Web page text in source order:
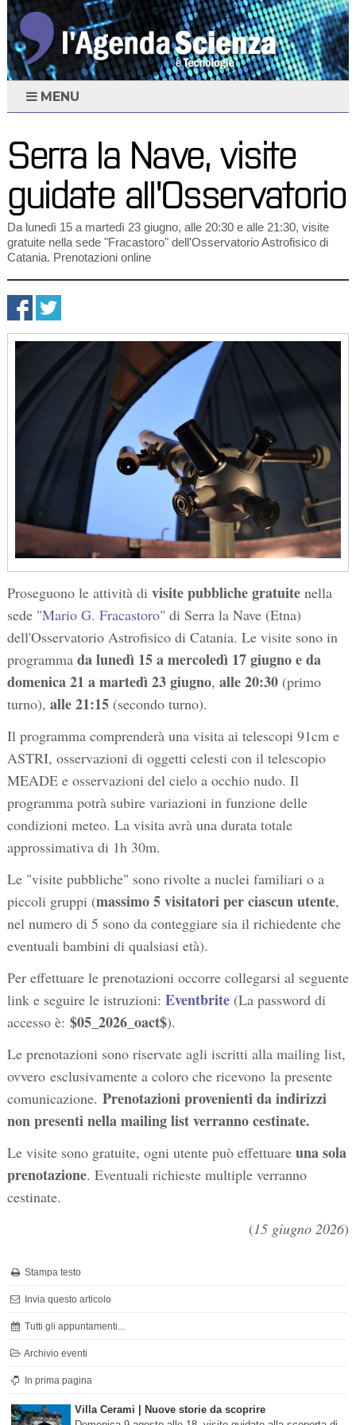
MENU
Serra la Nave, visite
guidate all'Osservatorio
Da lunedì 15 a martedì 23 giugno, alle 20:30 e alle 21:30, visite
gratuite nella sede "Fracastoro" dell'Osservatorio Astrofisico di
Catania. Prenotazioni online
Proseguono le attività di visite pubbliche gratuitenella
sede "Mario G. Fracastoro" di Serra la Nave (Etna)
dell'Osservatorio Astrofisico di Catania. Le visite sono in
programma da lunedì 15 a mercoledì 17 giugno e da
domenica 21 a martedì 23 giugno, alle 20:30(primo
turno), alle 21:15(secondo turno).
Il programma comprenderà una visita ai telescopi 91cm e
ASTRI, osservazioni di oggetti celesti con il telescopio
MEADE e osservazioni del cielo a occhio nudo. Il
programma potrà subire variazioni in funzione delle
condizioni meteo. La visita avrà una durata totale
approssimativa di 1h 30m.
Le "visite pubbliche" sono rivolte a nuclei familiari o a
piccoli gruppi (massimo 5 visitatori per ciascun utente,
nel numero di 5 sono da conteggiare sia il richiedente che
eventuali bambini di qualsiasi età).
Per effettuare le prenotazioni occorre collegarsi al seguente
link e seguire le istruzioni: Eventbrite(La password di
accesso è: $05_2026_oact$).
Le prenotazioni sono riservate agli iscritti alla mailing list,
ovvero esclusivamente a coloro che ricevono la presente
comunicazione. Prenotazioni provenienti da indirizzi
non presenti nella mailing list verranno cestinate.
Le visite sono gratuite, ogni utente può effettuare una sola
prenotazione. Eventuali richieste multiple verranno
cestinate.
(15 giugno 2026)
Stampa testo
Invia questo articolo
Tutti gli appuntamenti...
Archivio eventi
In prima pagina
Villa Cerami | Nuove storie da scoprire